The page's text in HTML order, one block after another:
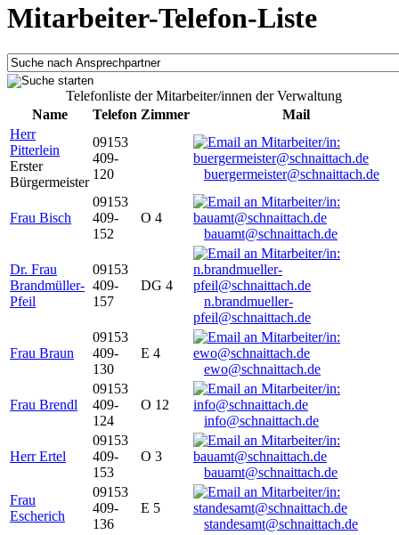
Mitarbeiter-Telefon-Liste
Telefonliste der Mitarbeiter/innen der Verwaltung
Name
Telefon Zimmer
Mail
Herr
Pitterlein
Erster
Bürgermeister
09153
409-
120
buergermeister@schnaittach.de
Frau Bisch
09153
409-
152
O 4
bauamt@schnaittach.de
Dr. Frau
Brandmüller-
Pfeil
09153
409-
157
DG 4
n.brandmueller-
pfeil@schnaittach.de
Frau Braun
09153
409-
130
E 4
ewo@schnaittach.de
Frau Brendl
09153
409-
124
O 12
info@schnaittach.de
Herr Ertel
09153
409-
153
O 3
bauamt@schnaittach.de
Frau
Escherich
09153
409-
136
E 5
standesamt@schnaittach.de